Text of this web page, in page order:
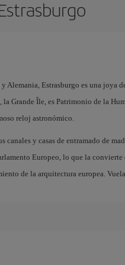
Alemania, Estrasburgo es una joya
Grande Île, es Patrimonio de la
reloj astronómico.
canales y casas de entramado de
Europeo, lo que la
de la arquitectura europea.